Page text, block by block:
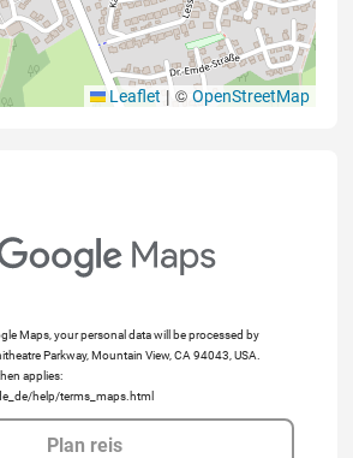
Leaflet | © OpenStreetMap
Maps, your personal data will be processed by
Parkway, Mountain View, CA 94043, USA.
applies:
help/terms_maps.html
Plan reis